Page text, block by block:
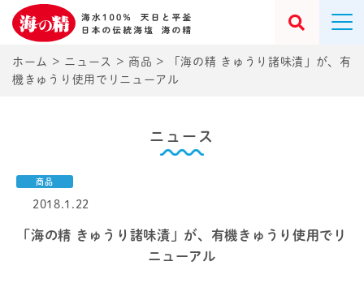
ホーム > ニュース > 商品 >
「海の精 きゅうり諸味漬」が、有
機きゅうり使用でリニューアル
ニュース
商品
2018.1.22
「海の精 きゅうり諸味漬」が、有機きゅうり使用でリ
ニューアル